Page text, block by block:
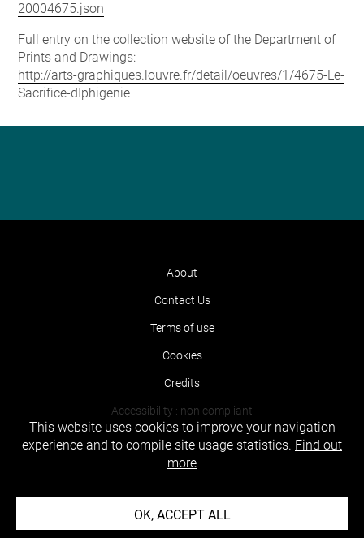
20004675.json
Full entry on the collection website of the Department of
Prints and Drawings:
http://arts-graphiques.louvre.fr/detail/oeuvres/1/4675-Le-
Sacrifice-dIphigenie
About
Contact Us
Terms of use
Cookies
Credits
Accessibility : non compliant
This website uses cookies to improve your navigation
experience and to compile site usage statistics. Find out
more
OK, ACCEPT ALL